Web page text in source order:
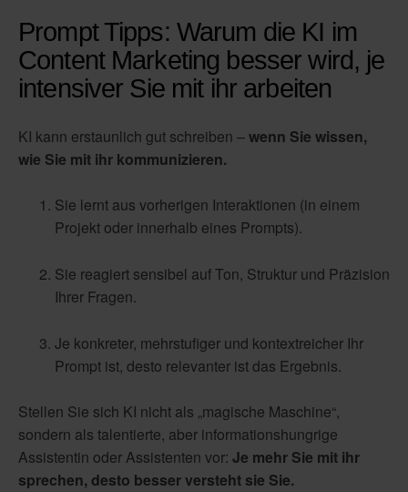
Prompt Tipps: Warum die KI im
Content Marketing besser wird, je
intensiver Sie mit ihr arbeiten
KI kann erstaunlich gut schreiben –wenn Sie wissen,
wie Sie mit ihr kommunizieren.
Sie lernt aus vorherigen Interaktionen (in einem
Projekt oder innerhalb eines Prompts).
Sie reagiert sensibel auf Ton, Struktur und Präzision
Ihrer Fragen.
Je konkreter, mehrstufiger und kontextreicher Ihr
Prompt ist, desto relevanter ist das Ergebnis.
Stellen Sie sich KI nicht als „magische Maschine“,
sondern als talentierte, aber informationshungrige
Assistentin oder Assistenten vor: Je mehr Sie mit ihr
sprechen, desto besser versteht sie Sie.